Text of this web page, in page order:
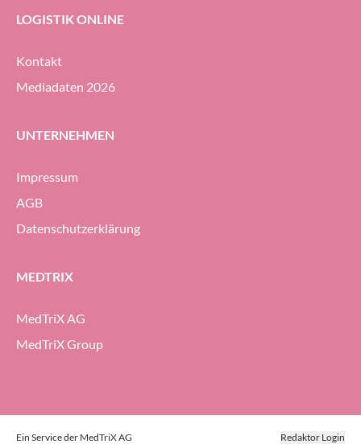
LOGISTIK ONLINE
Kontakt
Mediadaten 2026
UNTERNEHMEN
Impressum
AGB
Datenschutzerklärung
MEDTRIX
MedTriX AG
MedTriX Group
Ein Service der MedTriX AG Redaktor Login